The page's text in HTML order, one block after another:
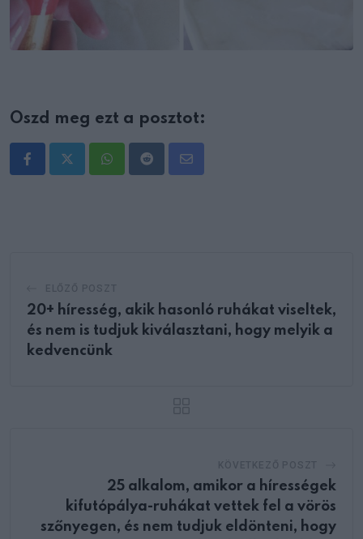
Oszd meg ezt a posztot:
WhatsappRedditShare
20+ híresség, akik hasonló ruhákat viseltek,
és nem is tudjuk kiválasztani, hogy melyik a
kedvencünk
25 alkalom, amikor a hírességek
kifutópálya-ruhákat vettek fel a vörös
szőnyegen, és nem tudjuk eldönteni, hogy